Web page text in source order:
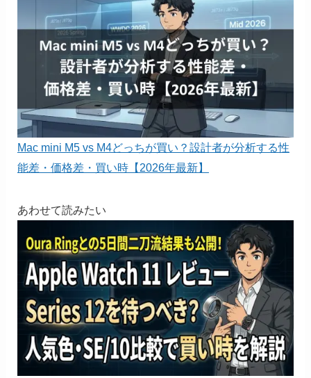
Mac mini M5 vs M4どっちが買い？設計者が分析する性
能差・価格差・買い時【2026年最新】
あわせて読みたい